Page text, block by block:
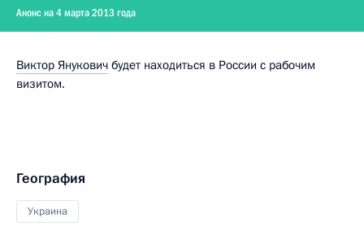
Анонс на 4 марта 2013 года
Виктор Янукович будет находиться в России с рабочим
визитом.
География
Украина